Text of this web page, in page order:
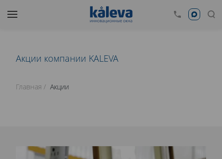
Акции компании KALEVA
Главная Акции